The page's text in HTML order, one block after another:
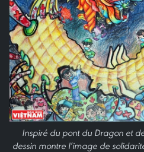
Inspiré du pont du Dragon et
dessin montre l’image de